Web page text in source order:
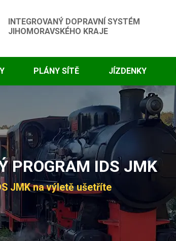
INTEGROVANÝ DOPRAVNÍ SYSTÉM
JIHOMORAVSKÉHO KRAJE
PLÁNY SÍTĚ JÍZDENKY
PROGRAM IDS JMK
JMK na výletě ušetříte